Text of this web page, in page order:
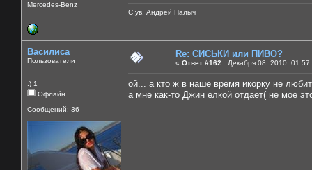
Mercedes-Benz
С ув. Андрей Палыч
Василиса
Пользователи
:) 1
Офлайн
Сообщений: 36
Re: СИСЬКИ или ПИВО?
« Ответ #162 : Декабря 08, 2010,
ой... а кто ж в наше время икорку не
а мне как-то Джин елкой отдает( не мое